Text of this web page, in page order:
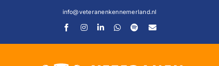
info@veteranenkennemerland.nl
FacebookInstagramLinkedInWhatsApp
SpotifyE-